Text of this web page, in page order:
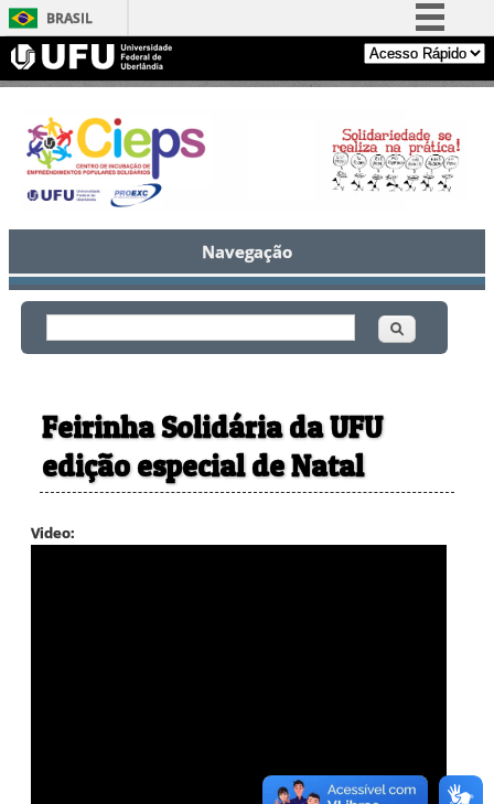
BRASIL
Simplifique!
Comunica BR
Participe
Acesso à informação
Legislação
Canais
Navegação
Formulário de busca
Buscar
Feirinha Solidária da UFU
edição especial de Natal
Video: